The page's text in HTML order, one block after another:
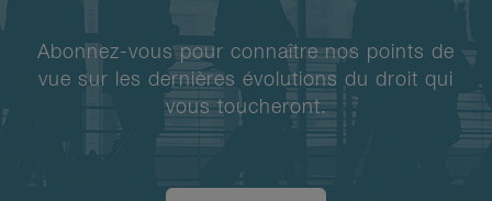
Abonnez-vous pour connaître nos points de
vue sur les dernières évolutions du droit qui
vous toucheront.